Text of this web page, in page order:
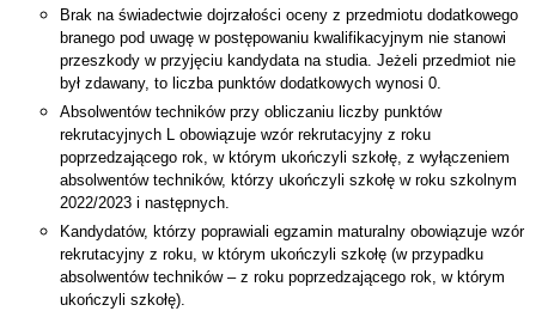
Brak na świadectwie dojrzałości oceny z przedmiotu dodatkowego
branego pod uwagę w postępowaniu kwalifikacyjnym nie stanowi
przeszkody w przyjęciu kandydata na studia. Jeżeli przedmiot nie
był zdawany, to liczba punktów dodatkowych wynosi 0.
Absolwentów techników przy obliczaniu liczby punktów
rekrutacyjnych L obowiązuje wzór rekrutacyjny z roku
poprzedzającego rok, w którym ukończyli szkołę, z wyłączeniem
absolwentów techników, którzy ukończyli szkołę w roku szkolnym
2022/2023 i następnych.
Kandydatów, którzy poprawiali egzamin maturalny obowiązuje wzór
rekrutacyjny z roku, w którym ukończyli szkołę (w przypadku
absolwentów techników – z roku poprzedzającego rok, w którym
ukończyli szkołę).